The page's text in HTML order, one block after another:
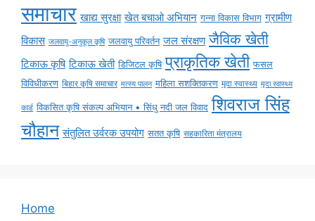
समाचार खाद्य सुरक्षा खेत बचाओ अभियान गन्ना विकास विभाग ग्रामीण
विकास जलवायु-अनुकूल कृषि जलवायु परिवर्तन जल संरक्षण जैविक खेती
टिकाऊ कृषि टिकाऊ खेती डिजिटल कृषि प्राकृतिक खेती फसल
विविधीकरण बिहार कृषि समाचार मत्स्य पालन महिला सशक्तिकरण मृदा स्वास्थ्य मृदा स्वास्थ्य
कार्ड विकसित कृषि संकल्प अभियान • सिंधु नदी जल विवाद शिवराज सिंह
चौहान संतुलित उर्वरक उपयोग सतत कृषि सहकारिता मंत्रालय
Home